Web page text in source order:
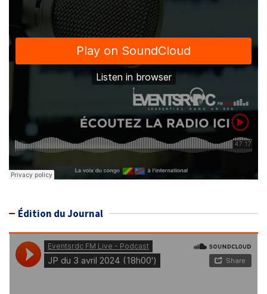
Édition du Journal